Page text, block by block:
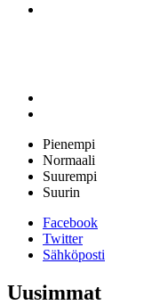
Pienempi
Normaali
Suurempi
Suurin
Facebook
Twitter
Sähköposti
Uusimmat